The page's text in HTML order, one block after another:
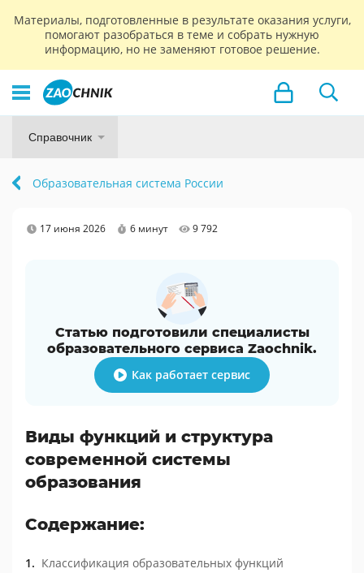
Материалы, подготовленные в результате оказания услуги,
помогают разобраться в теме и собрать нужную
информацию, но не заменяют готовое решение.
Справочник
Образовательная система России
17 июня 2026 6 минут 9 792
Статью подготовили специалисты
образовательного сервиса Zaochnik.
Как работает сервис
Виды функций и структура
современной системы
образования
Содержание:
Классификация образовательных функций